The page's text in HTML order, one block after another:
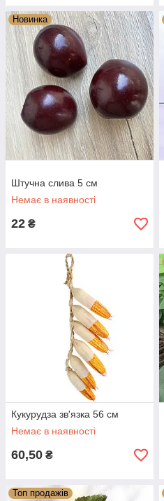
Новинка
Штучна слива 5 см
Немає в наявності
22 ₴
Кукурудза зв'язка 56 см
Немає в наявності
60,50 ₴
Топ продажів